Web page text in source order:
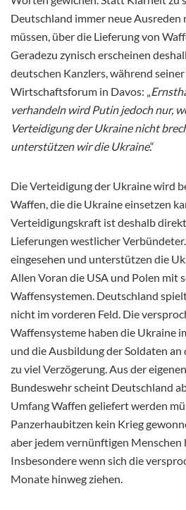
Deutschland immer neue Ausreden
müssen, über die Lieferung von
Geradezu zynisch erscheinen
deutschen Kanzlers, während
Wirtschaftsforum in Davos: „
verhandeln wird Putin jedoch nur,
Verteidigung der Ukraine nicht
unterstützen wir die Ukraine.“
Die Verteidigung der Ukraine wird
Waffen, die die Ukraine einsetzen
Verteidigungskraft ist deshalb
Lieferungen westlicher
eingesehen und unterstützen die
Allen Voran die USA und Polen mit
Waffensystemen. Deutschland
nicht im vorderen Feld. Die
Waffensysteme haben die Ukraine
und die Ausbildung der Soldaten
zu viel Verzögerung. Aus der
Bundeswehr scheint Deutschland
Umfang Waffen geliefert werden
Panzerhaubitzen kein Krieg
aber jedem vernünftigen Menschen
Insbesondere wenn sich die
Monate hinweg ziehen.